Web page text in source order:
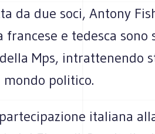
da due soci, Antony
e tedesca sono
Mps, intrattenendo
politico.
italiana